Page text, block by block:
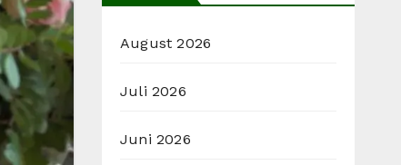
August 2026
Juli 2026
Juni 2026